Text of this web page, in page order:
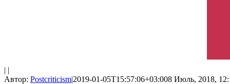
| |
Автор: Postcriticism|2019-01-05T15:57:06+03:008 Июль, 2018,